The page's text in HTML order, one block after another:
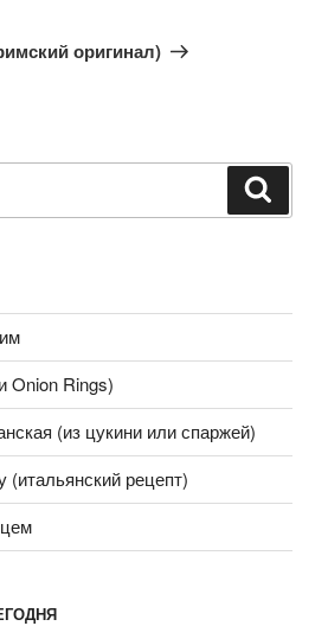
оригинал)
Onion Rings)
(из цукини или спаржей)
(итальянский рецепт)